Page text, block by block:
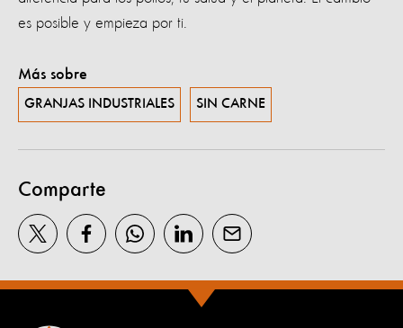
es posible y empieza por ti.
Más sobre
GRANJAS INDUSTRIALES SIN CARNE
Comparte